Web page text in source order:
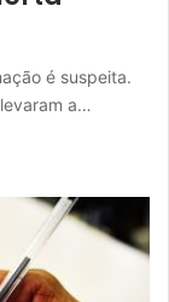
é suspeita.
a…